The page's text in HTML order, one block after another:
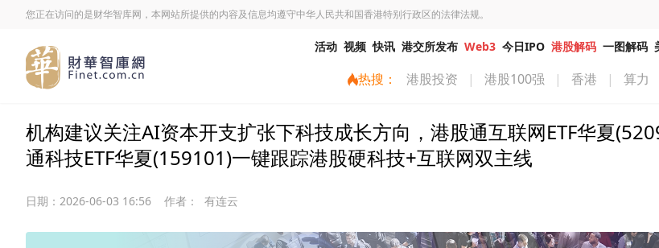
您正在访问的是财华智库网，本网站所提供的内容及信息均遵守中华人民共和国香港特别行政区的法律法规。
活动 视频 快讯 港交所发布 Web3 今日IPO 港股解码 一图解码
热搜： 港股投资 | 港股100强 | 香港 | 算力
机构建议关注AI资本开支扩张下科技成长方向，港股通互联网ETF华夏
通科技ETF华夏(159101)一键跟踪港股硬科技+互联网双主线
日期： 2026-06-03 16:56 作者： 有连云